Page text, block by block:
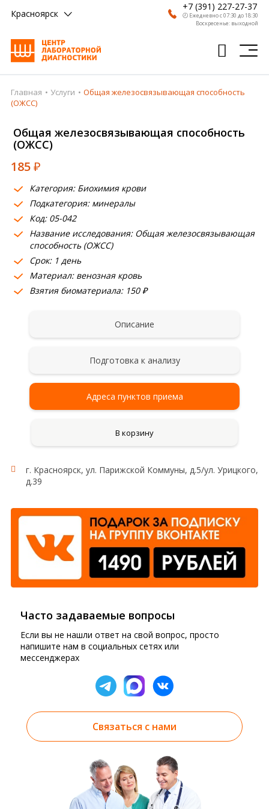
Красноярск
+7 (391) 227-27-37
🕗 Ежедневно с 07:30 до 18:30
Воскресенье: выходной
Главная
Врачи
Получить результат
Пациентам
О компании
Где сдать
Партнерам
Главная Услуги
Общая железосвязывающая способность
(ОЖСС)
Общая железосвязывающая способность
(ОЖСС)
185₽
Категория: Биохимия крови
Подкатегория: минералы
Код: 05-042
Название исследования: Общая железосвязывающая
способность (ОЖСС)
Срок: 1 день
Материал: венозная кровь
Взятия биоматериала: 150 ₽
Описание
Подготовка к анализу
Адреса пунктов приема
В корзину
г. Красноярск, ул. Парижской Коммуны, д.5/ул. Урицкого,
д.39
Часто задаваемые вопросы
Если вы не нашли ответ на свой вопрос, просто
напишите нам в социальных сетях или
мессенджерах
Связаться с нами